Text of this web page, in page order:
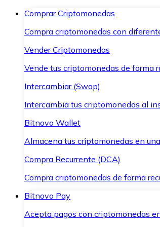
Comprar Criptomonedas
Compra criptomonedas con
Vender Criptomonedas
Vende tus criptomonedas de forma
Intercambiar (Swap)
Intercambia tus criptomonedas al
Bitnovo Wallet
Almacena tus criptomonedas en
Compra Recurrente (DCA)
Compra criptomonedas de forma
Bitnovo Pay
Acepta pagos con criptomonedas